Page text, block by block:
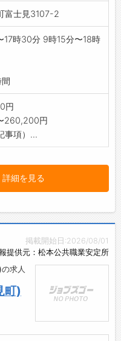
富士見3107-2
時30分 9時15分〜18時
円
260,200円
事項）...
詳細を見る
掲載開始日:2026/08/01
提供元：松本公共職業安定所
求人
町)